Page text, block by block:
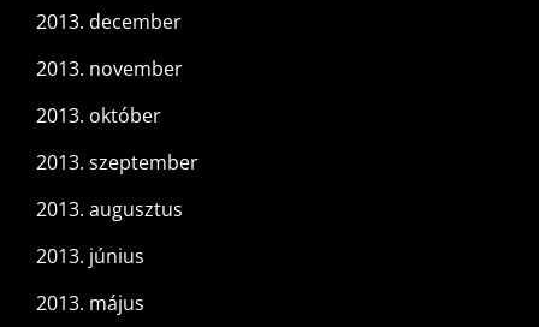
2013. december
2013. november
2013. október
2013. szeptember
2013. augusztus
2013. június
2013. május